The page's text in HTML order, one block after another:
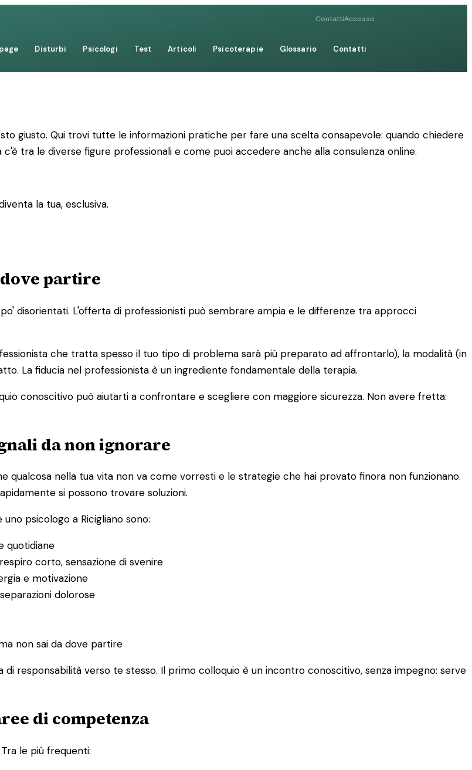
ContattiAccesso
Disturbi Psicologi Test Articoli Psicoterapie Glossario Contatti
giusto. Qui trovi tutte le informazioni pratiche per fare una scelta consapevole: quando chiedere
tra le diverse figure professionali e come puoi accedere anche alla consulenza online.
la tua, esclusiva.
partire
disorientati. L'offerta di professionisti può sembrare ampia e le differenze tra approcci
che tratta spesso il tuo tipo di problema sarà più preparato ad affrontarlo), la modalità (in
La fiducia nel professionista è un ingrediente fondamentale della terapia.
conoscitivo può aiutarti a confrontare e scegliere con maggiore sicurezza. Non avere fretta:
da non ignorare
nella tua vita non va come vorresti e le strategie che hai provato finora non funzionano.
si possono trovare soluzioni.
psicologo a Ricigliano sono:
quotidiane
corto, sensazione di svenire
e motivazione
dolorose
non sai da dove partire
di responsabilità verso te stesso. Il primo colloquio è un incontro conoscitivo, senza impegno: serve
di competenza
le più frequenti: